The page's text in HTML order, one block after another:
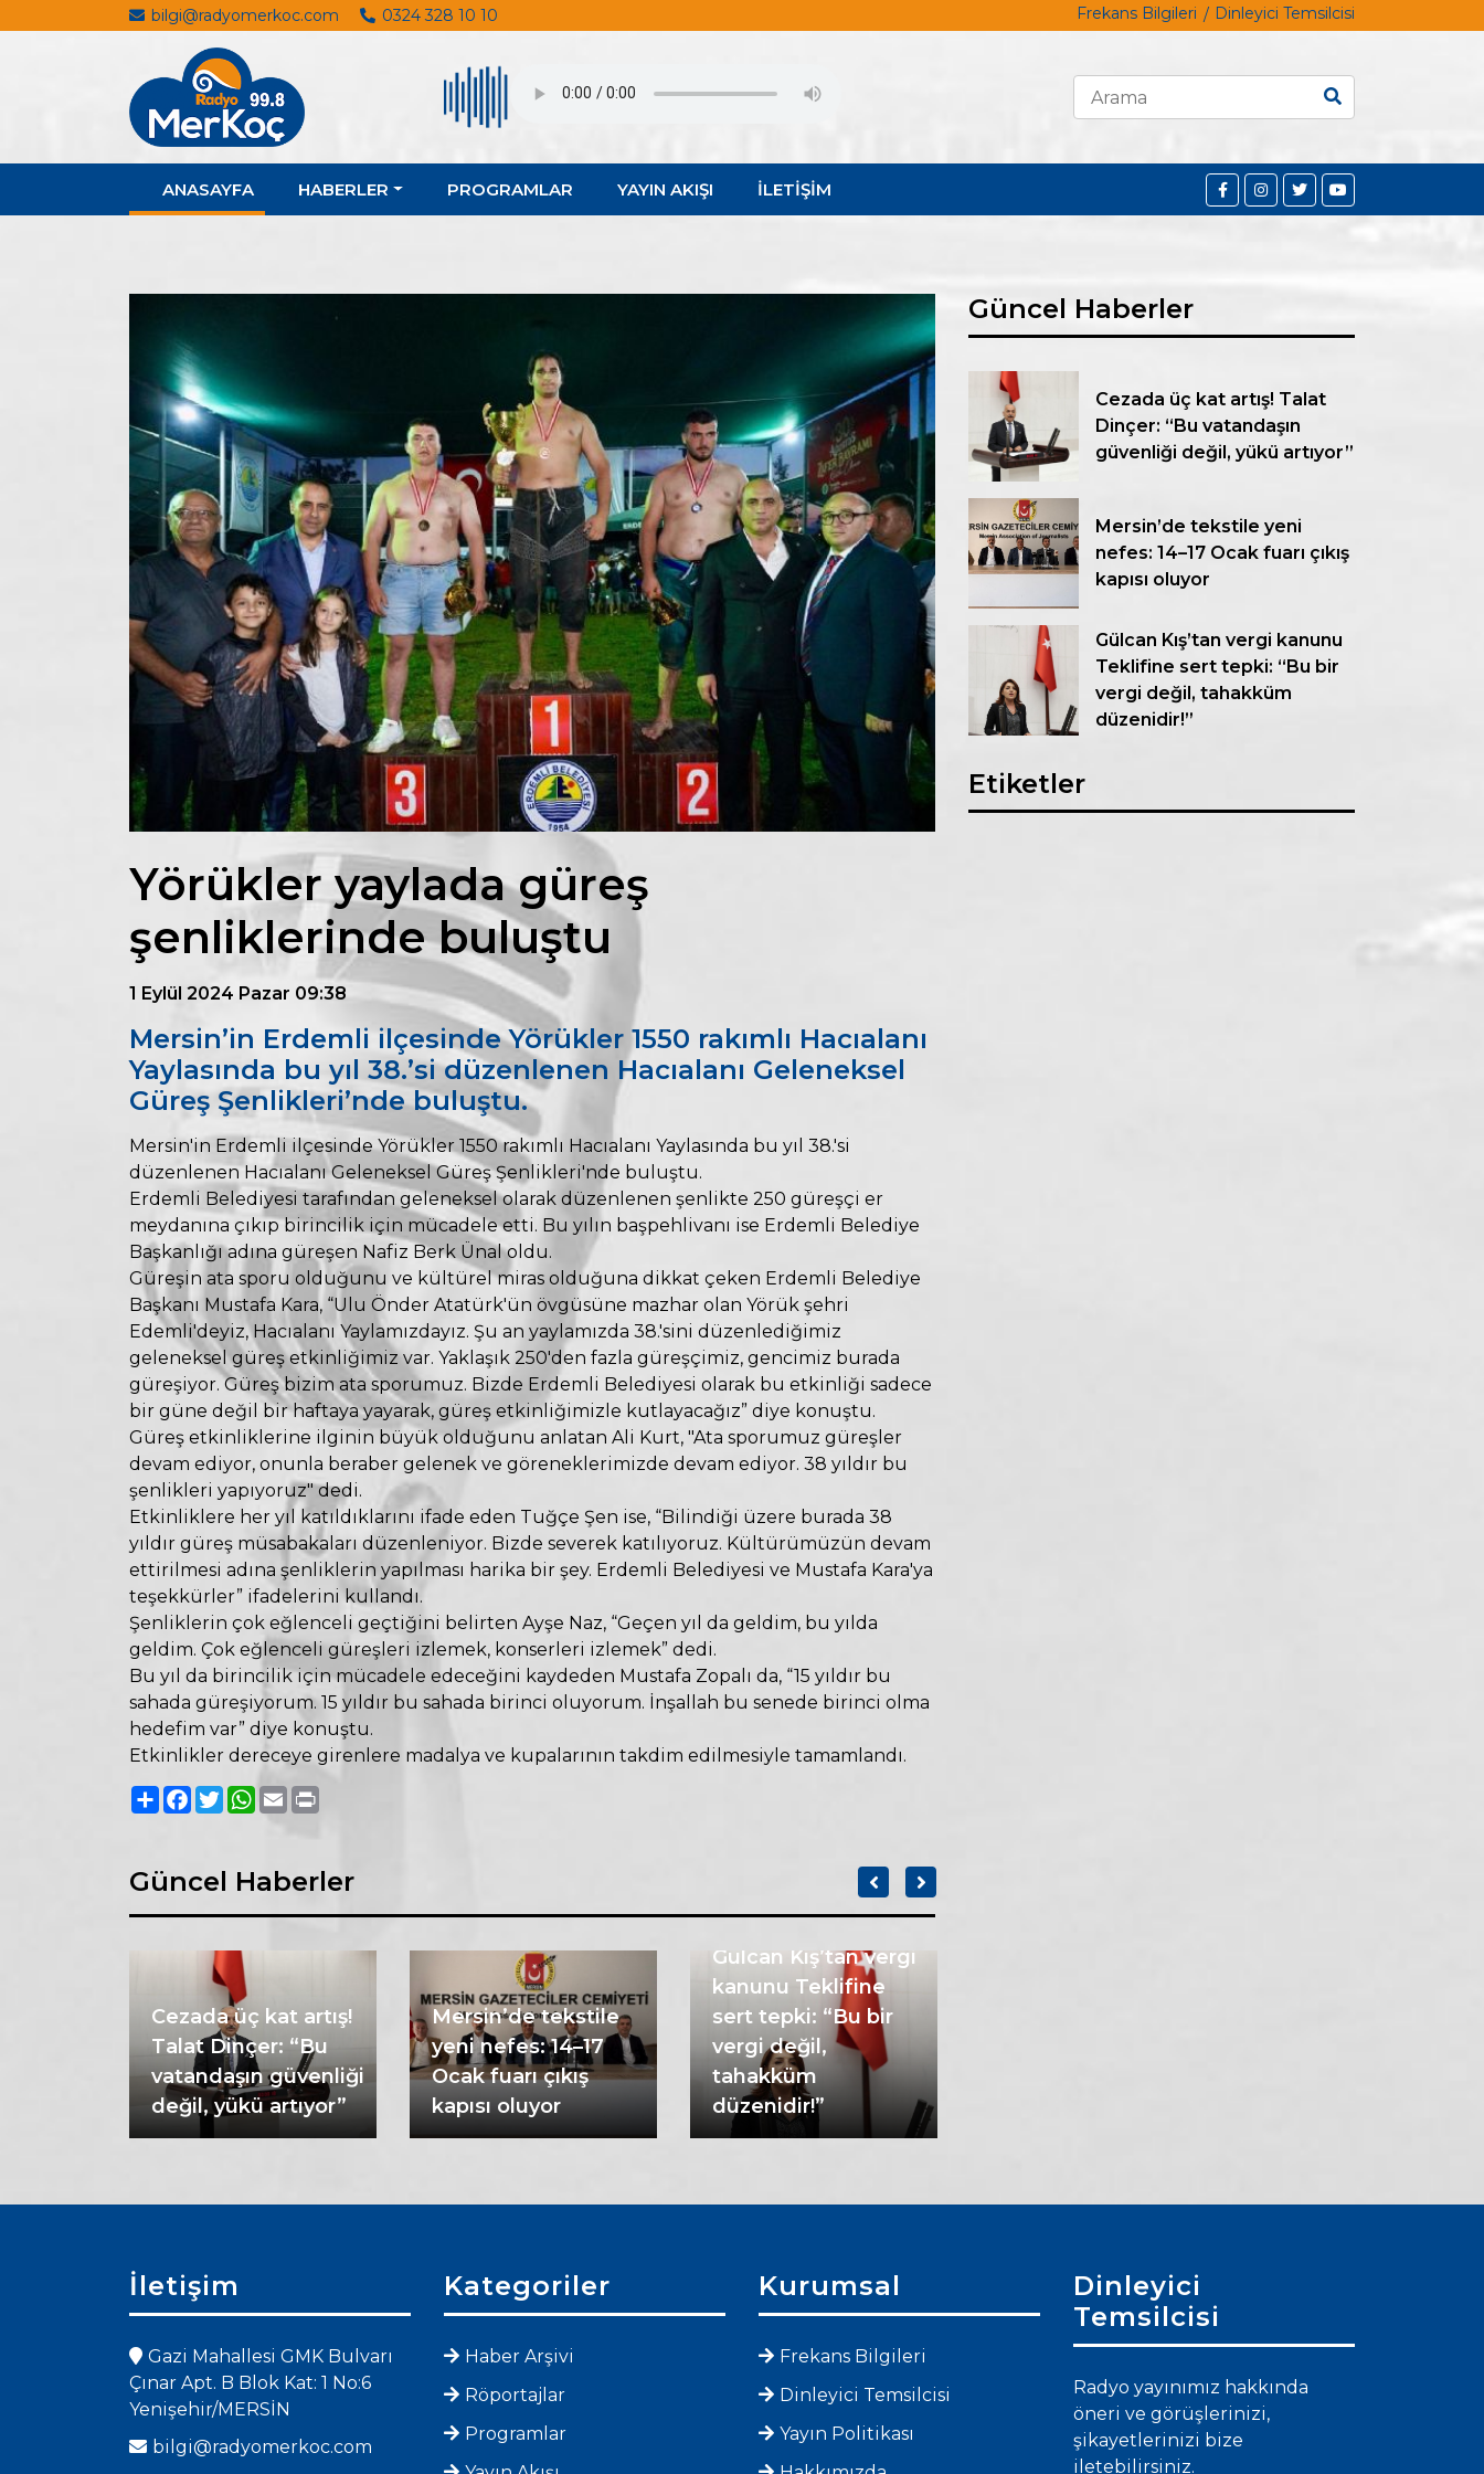
bilgi@radyomerkoc.com 0324 328 10 10 Frekans Bilgileri Dinleyici Temsilcisi
ANASAYFA HABERLER PROGRAMLAR YAYIN AKIŞI İLETİŞİM
Yörükler yaylada güreş
şenliklerinde buluştu
1 Eylül 2024 Pazar 09:38
Mersin’in Erdemli ilçesinde Yörükler 1550 rakımlı Hacıalanı
Yaylasında bu yıl 38.’si düzenlenen Hacıalanı Geleneksel
Güreş Şenlikleri’nde buluştu.
Mersin'in Erdemli ilçesinde Yörükler 1550 rakımlı Hacıalanı Yaylasında bu yıl 38.'si
düzenlenen Hacıalanı Geleneksel Güreş Şenlikleri'nde buluştu.
Erdemli Belediyesi tarafından geleneksel olarak düzenlenen şenlikte 250 güreşçi er
meydanına çıkıp birincilik için mücadele etti. Bu yılın başpehlivanı ise Erdemli Belediye
Başkanlığı adına güreşen Nafiz Berk Ünal oldu.
Güreşin ata sporu olduğunu ve kültürel miras olduğuna dikkat çeken Erdemli Belediye
Başkanı Mustafa Kara, “Ulu Önder Atatürk'ün övgüsüne mazhar olan Yörük şehri
Edemli'deyiz, Hacıalanı Yaylamızdayız. Şu an yaylamızda 38.'sini düzenlediğimiz
geleneksel güreş etkinliğimiz var. Yaklaşık 250'den fazla güreşçimiz, gencimiz burada
güreşiyor. Güreş bizim ata sporumuz. Bizde Erdemli Belediyesi olarak bu etkinliği sadece
bir güne değil bir haftaya yayarak, güreş etkinliğimizle kutlayacağız” diye konuştu.
Güreş etkinliklerine ilginin büyük olduğunu anlatan Ali Kurt, "Ata sporumuz güreşler
devam ediyor, onunla beraber gelenek ve göreneklerimizde devam ediyor. 38 yıldır bu
şenlikleri yapıyoruz" dedi.
Etkinliklere her yıl katıldıklarını ifade eden Tuğçe Şen ise, “Bilindiği üzere burada 38
yıldır güreş müsabakaları düzenleniyor. Bizde severek katılıyoruz. Kültürümüzün devam
ettirilmesi adına şenliklerin yapılması harika bir şey. Erdemli Belediyesi ve Mustafa Kara'ya
teşekkürler” ifadelerini kullandı.
Şenliklerin çok eğlenceli geçtiğini belirten Ayşe Naz, “Geçen yıl da geldim, bu yılda
geldim. Çok eğlenceli güreşleri izlemek, konserleri izlemek” dedi.
Bu yıl da birincilik için mücadele edeceğini kaydeden Mustafa Zopalı da, “15 yıldır bu
sahada güreşiyorum. 15 yıldır bu sahada birinci oluyorum. İnşallah bu senede birinci olma
hedefim var” diye konuştu.
Etkinlikler dereceye girenlere madalya ve kupalarının takdim edilmesiyle tamamlandı.
PaylaşFacebook
TwitterWhatsApp
Email
Güncel Haberler
Cezada üç kat artış!
Talat Dinçer: “Bu
vatandaşın güvenliği
değil, yükü artıyor”
Mersin’de tekstile
yeni nefes: 14–17
Ocak fuarı çıkış
kapısı oluyor
Gülcan Kış’tan vergi
kanunu Teklifine
sert tepki: “Bu bir
vergi değil,
tahakküm
düzenidir!”
Güncel Haberler
Cezada üç kat artış! Talat
Dinçer: “Bu vatandaşın
güvenliği değil, yükü artıyor”
Mersin’de tekstile yeni
nefes: 14–17 Ocak fuarı çıkış
kapısı oluyor
Gülcan Kış’tan vergi kanunu
Teklifine sert tepki: “Bu bir
vergi değil, tahakküm
düzenidir!”
Etiketler
İletişim
Gazi Mahallesi GMK Bulvarı
Çınar Apt. B Blok Kat: 1 No:6
Yenişehir/MERSİN
bilgi@radyomerkoc.com
Kategoriler
Haber Arşivi
Röportajlar
Programlar
Kurumsal
Frekans Bilgileri
Dinleyici Temsilcisi
Yayın Politikası
Dinleyici
Temsilcisi
Radyo yayınımız hakkında
öneri ve görüşlerinizi,
şikayetlerinizi bize
iletebilirsiniz.